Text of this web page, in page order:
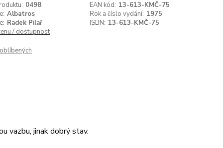
0498 EAN kód: 13-613-KMČ-75
Albatros Rok a číslo vydání: 1975
Radek Pilař ISBN: 13-613-KMČ-75
/ dostupnost
vazbu, jinak dobrý stav.